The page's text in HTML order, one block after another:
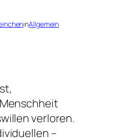
inAllgemein
verloren.
–